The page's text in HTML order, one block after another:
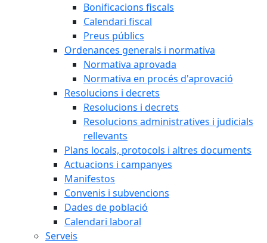
Bonificacions fiscals
Calendari fiscal
Preus públics
Ordenances generals i normativa
Normativa aprovada
Normativa en procés d'aprovació
Resolucions i decrets
Resolucions i decrets
Resolucions administratives i judicials
rellevants
Plans locals, protocols i altres documents
Actuacions i campanyes
Manifestos
Convenis i subvencions
Dades de població
Calendari laboral
Serveis